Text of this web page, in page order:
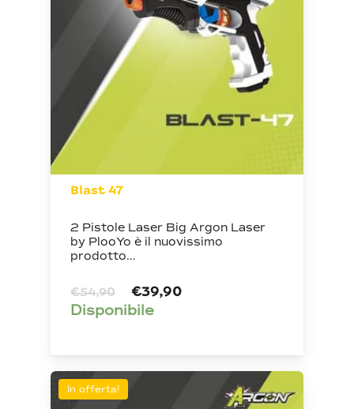
Blast 47
2 Pistole Laser Big Argon Laser
by PlooYo è il nuovissimo
prodotto…
€54,90
Il
prezzo
€54,90.
€39,90
€39,90.
Disponibile
In offerta!